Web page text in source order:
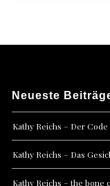
Neueste
Kathy Reichs – Der
Kathy Reichs – Das
Kathy Reichs – the bone